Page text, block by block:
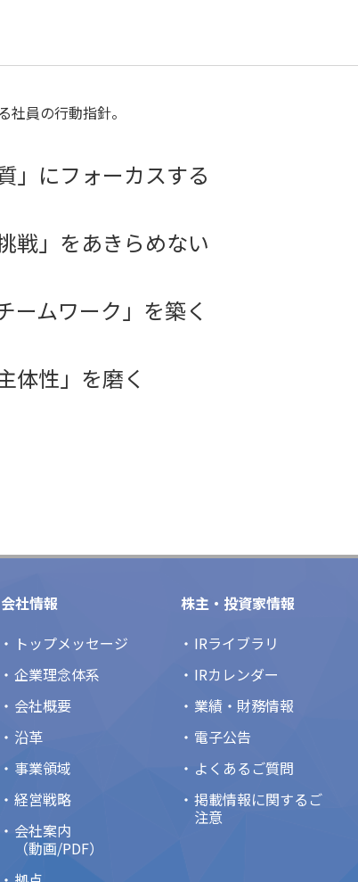
員の行動指針。
」にフォーカスする
戦」をあきらめない
ームワーク」を築く
体性」を磨く
会社情報
トップメッセージ
企業理念体系
会社概要
沿革
事業領域
経営戦略
会社案内
（動画/PDF）
株主・投資家情報
IRライブラリ
IRカレンダー
業績・財務情報
電子公告
よくあるご質問
掲載情報に関するご
注意